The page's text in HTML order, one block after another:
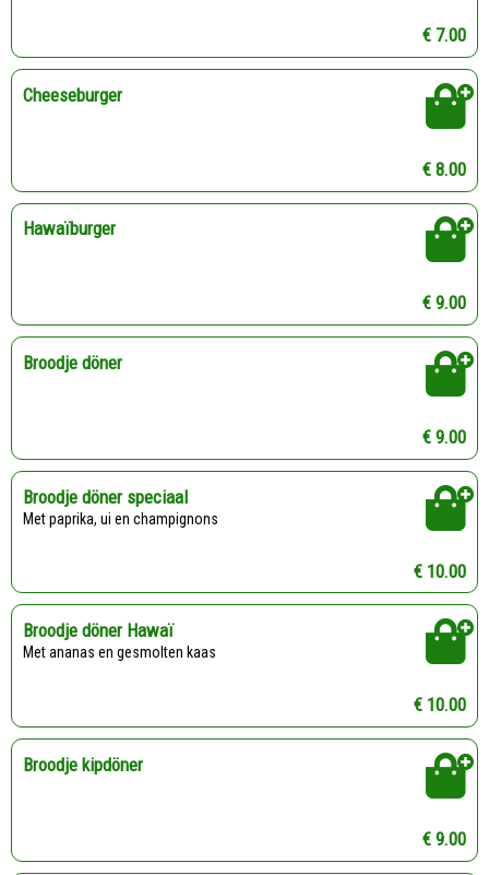
€ 7.00
Cheeseburger
€ 8.00
Hawaïburger
€ 9.00
Broodje döner
€ 9.00
Broodje döner speciaal
Met paprika, ui en champignons
€ 10.00
Broodje döner Hawaï
Met ananas en gesmolten kaas
€ 10.00
Broodje kipdöner
€ 9.00